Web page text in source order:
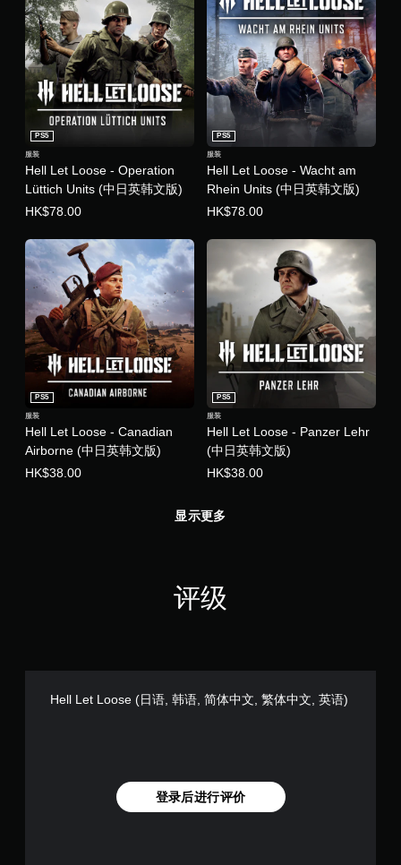
Hell Let Loose - Operation
Lüttich Units (中日英韩文版)
PS5
服装
HK$78.00
Hell Let Loose - Wacht am
Rhein Units (中日英韩文版)
PS5
服装
HK$78.00
Hell Let Loose - Canadian
Airborne (中日英韩文版)
PS5
服装
HK$38.00
Hell Let Loose - Panzer Lehr
(中日英韩文版)
PS5
服装
HK$38.00
显示更多
评级
Hell Let Loose (日语, 韩语, 简体中文, 繁体中文, 英语)
登录后进行评价